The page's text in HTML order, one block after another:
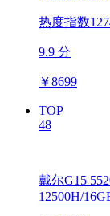
热度指数
9.9 分
￥8699
TOP
48
戴尔G15
12500H/